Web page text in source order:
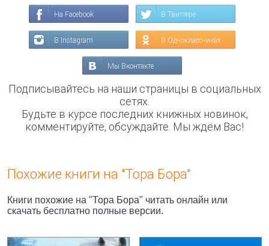
На Facebook В Твиттере
В Instagram В Одноклассниках
Мы Вконтакте
Подписывайтесь на наши страницы в социальных
сетях.
Будьте в курсе последних книжных новинок,
комментируйте, обсуждайте. Мы ждём Вас!
Похожие книги на "Тора Бора"
Книги похожие на "Тора Бора" читать онлайн или
скачать бесплатно полные версии.